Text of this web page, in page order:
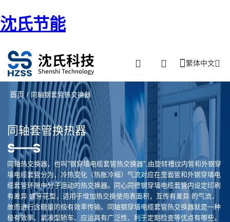
沈氏节能
繁体中文
首页 / 同轴钢套管热交换器
同轴套管换热器
同轴热交换器，也叫"钢穿墙电缆套管热交换器",由旋转槽纹内管和外钢穿
墙电缆套管分为，冷热变化（热胀冷缩）气流对应在里面管和外钢穿墙电
缆套管环隙中分子运动的热交换器。同心同德钢穿墙电缆套管内设定印刷
有差异 螺牙花型，适用于增加热交换使用表面积，互传有差异 的气流，
故而进行含糖量的极有效率传输。同轴钢穿墙电缆套管热交换器就是一种
极有效率、紧凑型轿车、应运具有广泛性、利于定期检查等优点有哪些。